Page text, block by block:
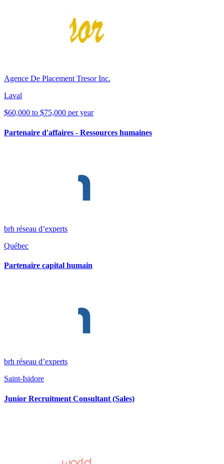
Agence De Placement Tresor Inc.
Laval
$60,000 to $75,000 per year
Partenaire d'affaires - Ressources humaines
brh réseau d’experts
Québec
Partenaire capital humain
brh réseau d’experts
Saint-Isidore
Junior Recruitment Consultant (Sales)